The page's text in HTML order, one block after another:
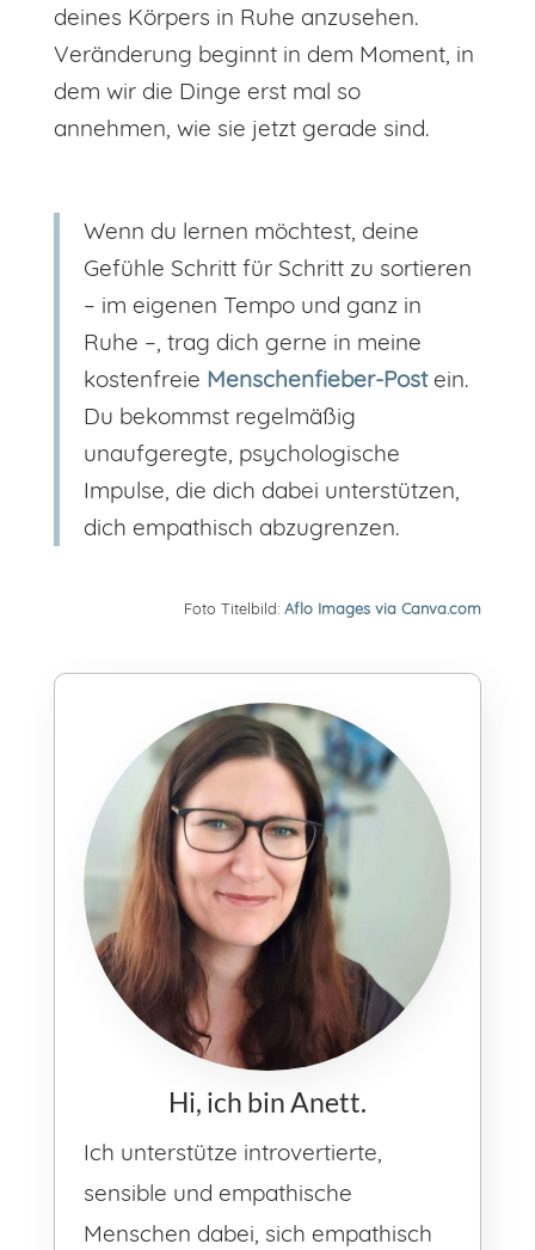
deines Körpers in Ruhe anzusehen.
Veränderung beginnt in dem Moment, in
dem wir die Dinge erst mal so
annehmen, wie sie jetzt gerade sind.
Wenn du lernen möchtest, deine
Gefühle Schritt für Schritt zu sortieren
– im eigenen Tempo und ganz in
Ruhe –, trag dich gerne in meine
kostenfreie Menschenfieber-Postein.
Du bekommst regelmäßig
unaufgeregte, psychologische
Impulse, die dich dabei unterstützen,
dich empathisch abzugrenzen.
Foto Titelbild: Aflo Images via Canva.com
Hi, ich bin Anett.
Ich unterstütze introvertierte,
sensible und empathische
Menschen dabei, sich empathisch